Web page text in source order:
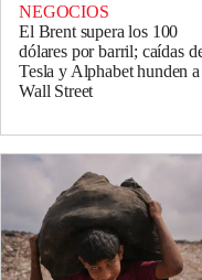
NEGOCIOS
El Brent supera los 100
dólares por barril; caídas
Tesla y Alphabet hunden a
Wall Street